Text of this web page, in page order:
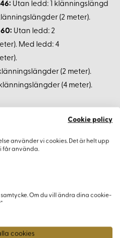
Utan ledd: 1 klänningslängd
(2 meter).
Utan ledd: 2
Med ledd: 4
(2 meter).
(4 meter).
och ärmhål, 1,7 m (använd
7 stycken eller
Cookie policy
använder vi cookies. Det är helt upp
får använda.
Om du vill ändra dina cookie-
cookies